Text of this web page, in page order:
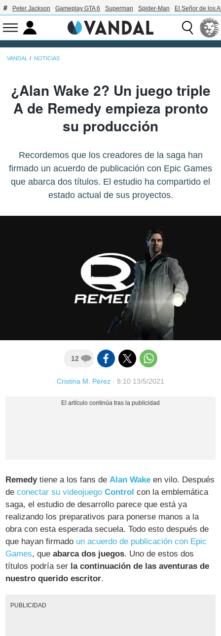
Peter Jackson Gameplay GTA 6 Superman Spider-Man El Señor de los
VANDAL NOTICIAS
¿Alan Wake 2? Un juego triple
A de Remedy empieza pronto
su producción
Recordemos que los creadores de la saga han
firmado un acuerdo de publicación con Epic Games
que abarca dos títulos. El estudio ha compartido el
estado actual de sus proyectos.
12
Cristina M. Pérez · 8:10 13/5/2021
Remedytiene a los fans deAlan Wake en vilo. Después
deconectar su videojuego Control con la emblemática
saga, el estudio de desarrollo parece que está ya
realizando los preparativos para ponerse manos a la
obra con esta esperada secuela. Todo esto después de
que hayan firmado un acuerdo de publicación con Epic
Games, queabarca dos juegos. Uno de estos dos
títulos podría ser la continuación de las aventuras de
nuestro querido escritor.
PUBLICIDAD